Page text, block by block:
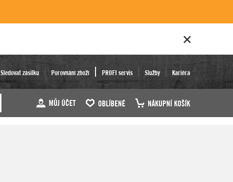
Sledovat zásilku Porovnání zboží PROFI servis Služby Kariéra
MŮJ ÚČET OBLÍBENÉ NÁKUPNÍ KOŠÍK